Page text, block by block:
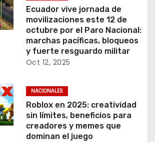
Ecuador vive jornada de
movilizaciones este 12 de
octubre por el Paro Nacional:
marchas pacíficas, bloqueos
y fuerte resguardo militar
Oct 12, 2025
NACIONALES
Roblox en 2025: creatividad
sin límites, beneficios para
creadores y memes que
dominan el juego